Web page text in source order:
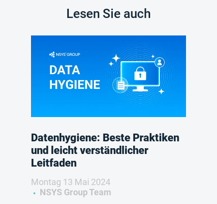
Lesen Sie auch
Datenhygiene: Beste Praktiken
und leicht verständlicher
Leitfaden
Montag 13 Mai 2024
NSYS Group Team